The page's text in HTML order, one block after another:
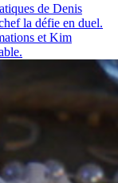
de Denis
la défie en duel.
et Kim